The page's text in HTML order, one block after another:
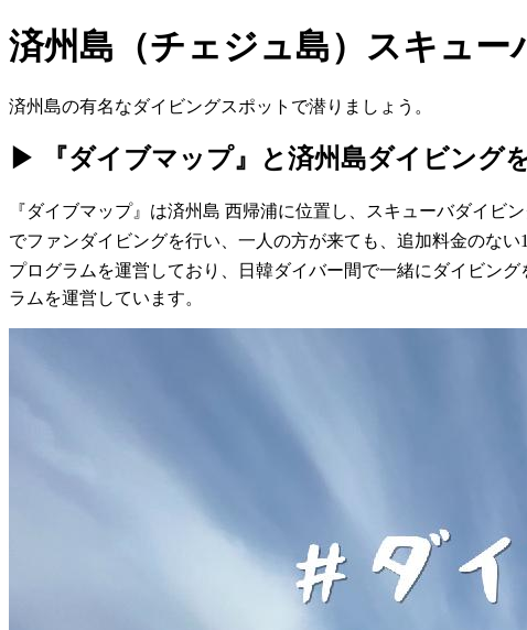
済州島（チェジュ島）スキュー
済州島の有名なダイビングスポットで潜りましょう。
▶ 『ダイブマップ』と済州島ダイビング
『ダイブマップ』は済州島 西帰浦に位置し、スキューバダイ
でファンダイビングを行い、一人の方が来ても、追加料金のな
プログラムを運営しており、日韓ダイバー間で一緒にダイビン
ラムを運営しています。